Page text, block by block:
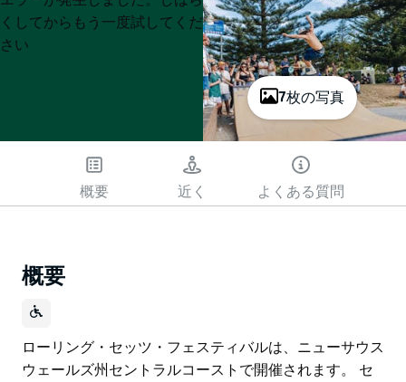
7枚の写真
List
List
くしてからもう一度試してくだ
さい
概要 近く よくある質問
概要
ローリング・セッツ・フェスティバルは、ニューサウス
ウェールズ州セントラルコーストで開催されます。 セ